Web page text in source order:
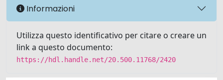
Informazioni
Utilizza questo identificativo per citare o creare un
link a questo documento:
https://hdl.handle.net/20.500.11768/2420